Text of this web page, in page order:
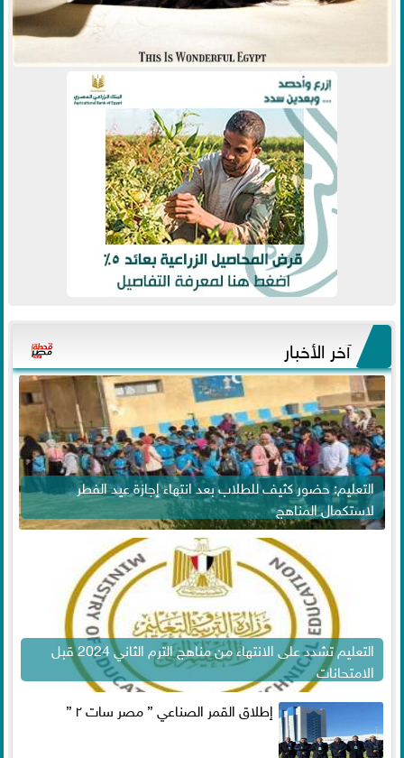
آخر الأخبار
التعليم: حضور كثيف للطلاب بعد انتهاء إجازة عيد الفطر
لاستكمال المناهج
التعليم تشدد على الانتهاء من مناهج الترم الثاني 2024 قبل
الامتحانات
إطلاق القمر الصناعي ” مصر سات ٢ ”